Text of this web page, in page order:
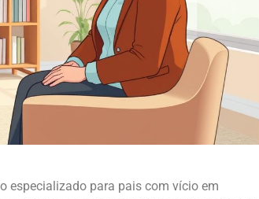
especializado para pais com vício em